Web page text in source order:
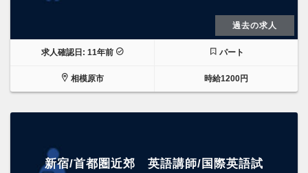
過去の求人
求人確認日: 11年前 パート
相模原市 時給1200円
新宿/首都圏近郊 英語講師/国際英語試